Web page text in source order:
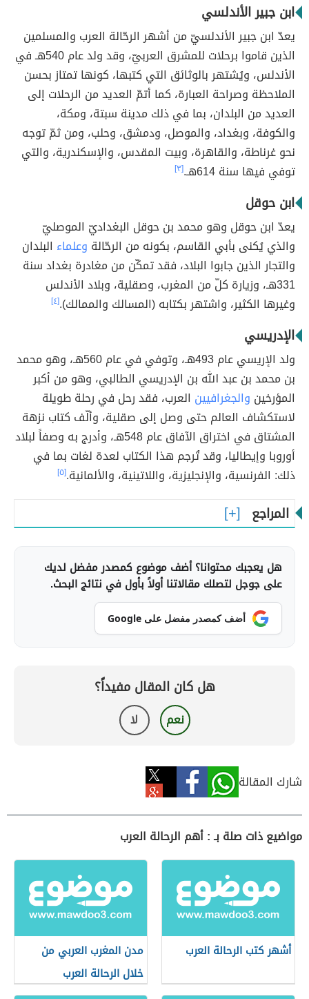
ابن جبير الأندلسي
يعدّ ابن جبير الأندلسيّ من أشهر الرحّالة العرب والمسلمين
الذين قاموا برحلات للمشرق العربيّ، وقد ولد عام 540هـ في
الأندلس، ويُشتهر بالوثائق التي كتبها، كونها تمتاز بحسن
الملاحظة وصراحة العبارة، كما أتمّ العديد من الرحلات إلى
العديد من البلدان، بما في ذلك مدينة سبتة، ومكة،
والكوفة، وبغداد، والموصل، ودمشق، وحلب، ومن ثمّ توجه
نحو غرناطة، والقاهرة، وبيت المقدس، والإسكندرية، والتي
توفي فيها سنة 614هـ.
[٣]
ابن حوقل
يعدّ ابن حوقل وهو محمد بن حوقل البغداديّ الموصليّ
والذي يُكنى بأبي القاسم، بكونه من الرحّالة وعلماء البلدان
والتجار الذين جابوا البلاد، فقد تمكّن من مغادرة بغداد سنة
331هـ، وزيارة كلّ من المغرب، وصقلية، وبلاد الأندلس
وغيرها الكثير، واشتهر بكتابه (المسالك والممالك).[٤]
الإدريسي
ولد الإريسي عام 493هـ، وتوفي في عام 560هـ، وهو محمد
بن محمد بن عبد الله بن الإدريسي الطالبي، وهو من أكبر
المؤرخين والجغرافيين العرب، فقد رحل في رحلة طويلة
لاستكشاف العالم حتى وصل إلى صقلية، وألّف كتاب نزهة
المشتاق في اختراق الآفاق عام 548هـ، وأدرج به وصفاً لبلاد
أوروبا وإيطاليا، وقد تُرجم هذا الكتاب لعدة لغات بما في
ذلك: الفرنسية، والإنجليزية، واللاتينية، والألمانية.[٥]
المراجع
هل يعجبك محتوانا؟ أضف موضوع كمصدر مفضل لديك
على جوجل لتصلك مقالاتنا أولاً بأول في نتائج البحث.
أضف كمصدر مفضل على Google
هل كان المقال مفيداً؟
نعم لا
شارك المقالة
مواضيع ذات صلة بـ : أهم الرحالة العرب
أشهر كتب الرحالة العرب
مدن المغرب العربي من
خلال الرحالة العرب